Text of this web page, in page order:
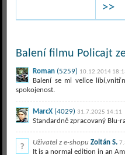
>>
Balení filmu Policajt
Roman (5259) 10.12.2014
Balení se mi velice
spokojenost.
MarcX (4029) 31.7.2025 14:11
Standardně zpracovaný Blu-
Uživatel z e-shopu Zoltán S.
It is a normal edition in an